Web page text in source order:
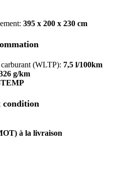
395 x 200 x 230 cm
(WLTP): 7,5 l/100km
g/km
condition
à la livraison